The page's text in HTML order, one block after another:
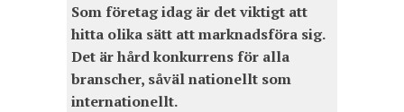
Som företag idag är det viktigt att
hitta olika sätt att marknadsföra sig.
Det är hård konkurrens för alla
branscher, såväl nationellt som
internationellt.